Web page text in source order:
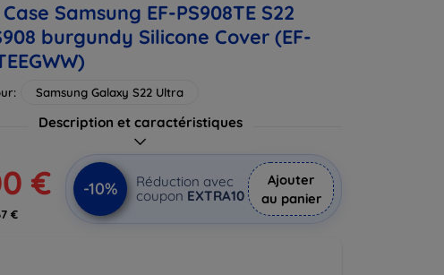
Samsung EF-PS908TE S22
burgundy Silicone Cover (EF-
Samsung Galaxy S22 Ultra
Description et caractéristiques
€
€
-10%
Réduction avec
coupon EXTRA10
Ajouter
au panier